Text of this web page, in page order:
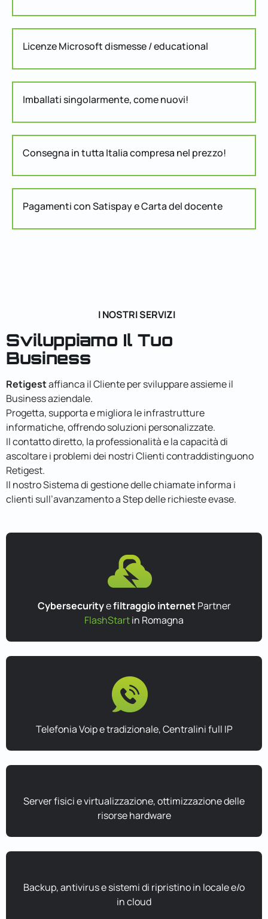
Licenze Microsoft dismesse / educational
Imballati singolarmente, come nuovi!
Consegna in tutta Italia compresa nel prezzo!
Pagamenti con Satispay e Carta del docente
I NOSTRI SERVIZI
Sviluppiamo Il Tuo
Business
Retigestaffianca il Cliente per sviluppare assieme il
Business aziendale.
Progetta, supporta e migliora le infrastrutture
informatiche, offrendo soluzioni personalizzate.
Il contatto diretto, la professionalità e la capacità di
ascoltare i problemi dei nostri Clienti contraddistinguono
Retigest.
Il nostro Sistema di gestione delle chiamate informa i
clienti sull’avanzamento a Step delle richieste evase.
Cybersecurityefiltraggio internetPartner
FlashStartin Romagna
Telefonia Voip e tradizionale, Centralini full IP
Server fisici e virtualizzazione, ottimizzazione delle
risorse hardware
Backup, antivirus e sistemi di ripristino in locale e/o
in cloud